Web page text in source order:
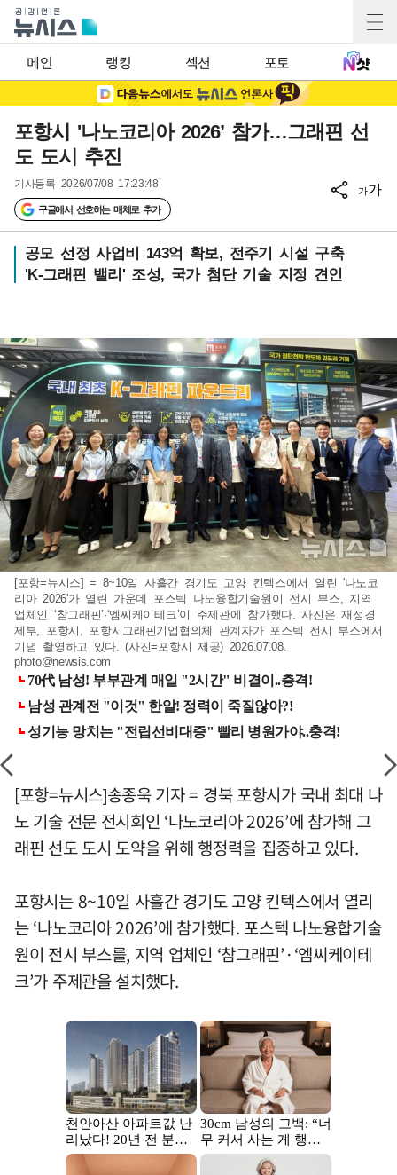
메인 랭킹 섹션 포토
포항시 '나노코리아 2026’ 참가…그래핀 선
도 도시 추진
기사등록 2026/07/08 17:23:48
구글에서 선호하는 매체로 추가
가가
공모 선정 사업비 143억 확보, 전주기 시설 구축
'K-그래핀 밸리' 조성, 국가 첨단 기술 지정 견인
[포항=뉴시스] = 8~10일 사흘간 경기도 고양 킨텍스에서 열린 '나노코
리아 2026'가 열린 가운데 포스텍 나노융합기술원이 전시 부스, 지역
업체인 ‘참그래핀’·‘엠씨케이테크’이 주제관에 참가했다. 사진은 재정경
제부, 포항시, 포항시그래핀기업협의체 관계자가 포스텍 전시 부스에서
기념 촬영하고 있다. (사진=포항시 제공) 2026.07.08.
photo@newsis.com
[포항=뉴시스]송종욱 기자 = 경북 포항시가 국내 최대 나
노 기술 전문 전시회인 ‘나노코리아 2026’에 참가해 그
래핀 선도 도시 도약을 위해 행정력을 집중하고 있다.
포항시는 8~10일 사흘간 경기도 고양 킨텍스에서 열리
는 ‘나노코리아 2026’에 참가했다. 포스텍 나노융합기술
원이 전시 부스를, 지역 업체인 ‘참그래핀’·‘엠씨케이테
크’가 주제관을 설치했다.